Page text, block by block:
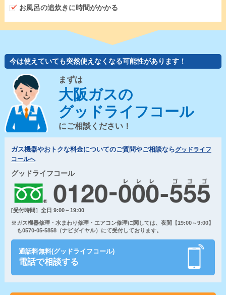
お風呂の追炊きに時間がかかる
今は使えていても突然使えなくなる可能性があります！
まずは
大阪ガスの
グッドライフコール
にご相談ください！
ガス機器やおトクな料金についてのご質問やご相談ならグッドライフ
コールへ
グッドライフコール
[受付時間］全日 9:00～19:00
※ガス機器修理・水まわり修理・エアコン修理に関しては、夜間【19:00～9:00】
も0570-05-5858（ナビダイヤル）にて受付しております。
通話料無料(グッドライフコール)
電話で相談する